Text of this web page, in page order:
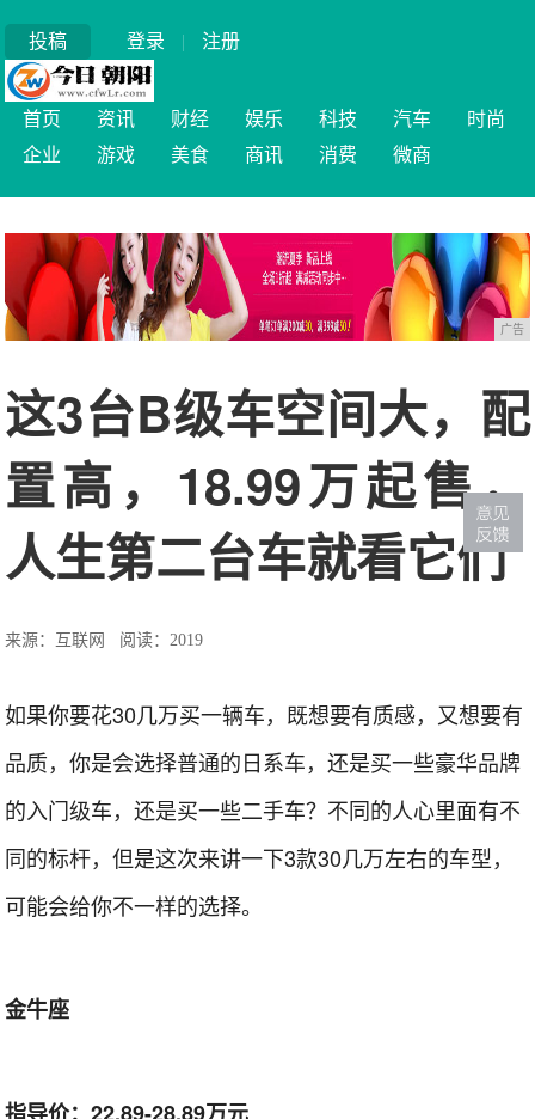
投稿 登录 | 注册
首页 资讯 财经 娱乐 科技 汽车
时尚
企业
游戏 美食 商讯 消费 微商
广告
这3台B级车空间大，配
置高，18.99万起售，
人生第二台车就看它们
来源：互联网 阅读：2019
如果你要花30几万买一辆车，既想要有质感，又想要有
品质，你是会选择普通的日系车，还是买一些豪华品牌
的入门级车，还是买一些二手车？不同的人心里面有不
同的标杆，但是这次来讲一下3款30几万左右的车型，
可能会给你不一样的选择。
金牛座